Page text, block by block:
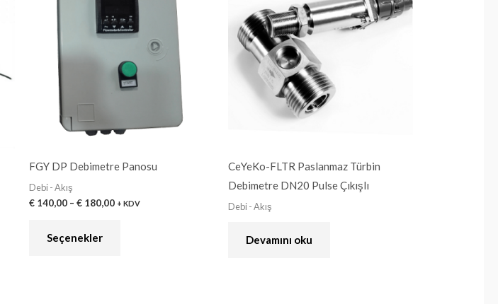
FGY DP Debimetre Panosu
Debi - Akış
€140,00 – €180,00
€ 180,00
+ KDV
Seçenekler
birden
fazla
varyasyonu
var.
Seçenekler
sayfasından
CeYeKo-FLTR Paslanmaz Türbin
Debimetre DN20 Pulse Çıkışlı
Debi - Akış
Devamını oku